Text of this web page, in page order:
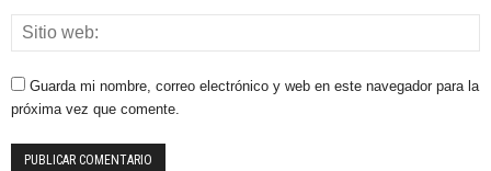
Guarda mi nombre, correo electrónico y web en este navegador para la
próxima vez que comente.